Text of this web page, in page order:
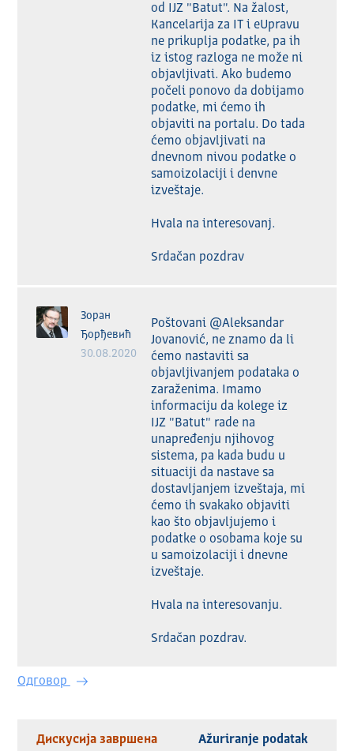
od IJZ "Batut". Na žalost,
Kancelarija za IT i eUpravu
ne prikuplja podatke, pa ih
iz istog razloga ne može ni
objavljivati. Ako budemo
počeli ponovo da dobijamo
podatke, mi ćemo ih
objaviti na portalu. Do tada
ćemo objavljivati na
dnevnom nivou podatke o
samoizolaciji i denvne
izveštaje.
Hvala na interesovanj.
Srdačan pozdrav
Зоран
Ђорђевић
30.08.2020
Poštovani @Aleksandar
Jovanović, ne znamo da li
ćemo nastaviti sa
objavljivanjem podataka o
zaraženima. Imamo
informaciju da kolege iz
IJZ "Batut" rade na
unapređenju njihovog
sistema, pa kada budu u
situaciji da nastave sa
dostavljanjem izveštaja, mi
ćemo ih svakako objaviti
kao što objavljujemo i
podatke o osobama koje su
u samoizolaciji i dnevne
izveštaje.
Hvala na interesovanju.
Srdačan pozdrav.
Одговор
Дискусија завршена Ažuriranje podatak